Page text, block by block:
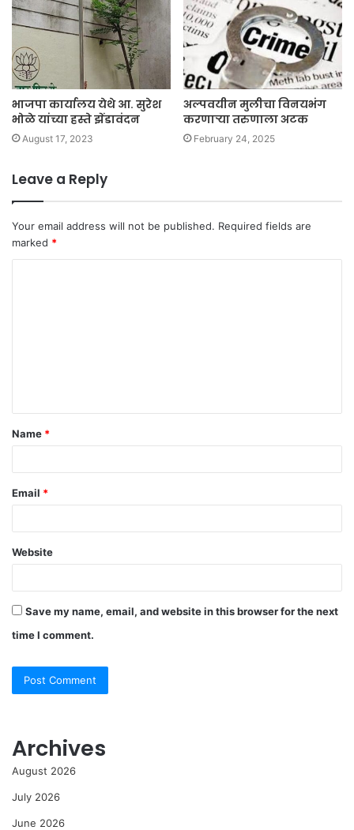
भाजपा कार्यालय येथे आ. सुरेश
भोळे यांच्या हस्ते झेंडावंदन
August 17, 2023
अल्पवयीन मुलीचा विनयभंग
करणाऱ्या तरुणाला अटक
February 24, 2025
Leave a Reply
Your email address will not be published. Required fields are
marked *
t
*
Name *
Email *
Website
Save my name, email, and website in this browser for the next
time I comment.
Archives
August 2026
July 2026
June 2026